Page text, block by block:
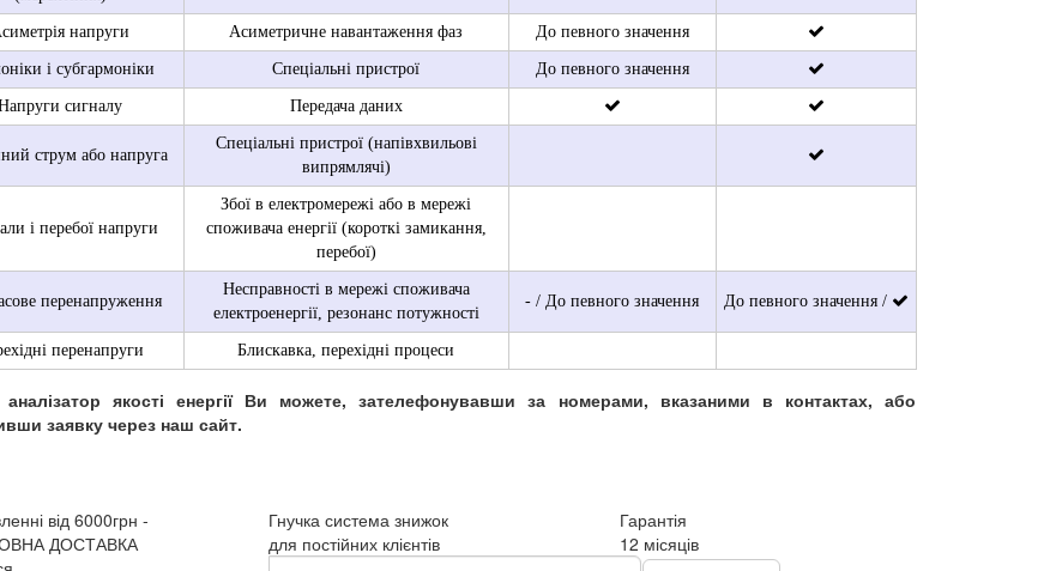
напруги Асиметричне навантаження фаз До певного значення
і субгармоніки Спеціальні пристрої До певного значення
сигналу Передача даних
струм або напруга
Спеціальні пристрої (напівхвильові
випрямлячі)
і перебої напруги
Збої в електромережі або в мережі
споживача енергії (короткі замикання,
перебої)
перенапруження
Несправності в мережі споживача
електроенергії, резонанс потужності
- / До певного значення До певного значення /
перенапруги Блискавка, перехідні процеси
аналізатор якості енергії Ви можете, зателефонувавши за номерами, вказаними в контактах, або
заявку через наш сайт.
від 6000грн -
ДОСТАВКА
Гнучка система знижок
для постійних клієнтів
Гарантія
12 місяців